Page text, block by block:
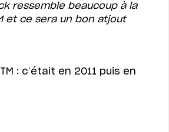
ressemble beaucoup à la
et ce sera un bon atjout
: c’était en 2011 puis en